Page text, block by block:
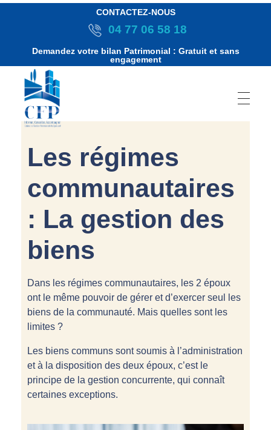
CONTACTEZ-NOUS
04 77 06 58 18
Demandez votre bilan Patrimonial : Gratuit et sans
engagement
Les régimes
communautaires
: La gestion des
biens
Dans les régimes communautaires, les 2 époux
ont le même pouvoir de gérer et d’exercer seul les
biens de la communauté. Mais quelles sont les
limites ?
Les biens communs sont soumis à l’administration
et à la disposition des deux époux, c’est le
principe de la gestion concurrente, qui connaît
certaines exceptions.